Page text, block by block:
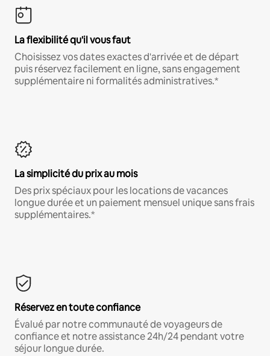
La flexibilité qu'il vous faut
Choisissez vos dates exactes d'arrivée et de départ
puis réservez facilement en ligne, sans engagement
supplémentaire ni formalités administratives.*
La simplicité du prix au mois
Des prix spéciaux pour les locations de vacances
longue durée et un paiement mensuel unique sans frais
supplémentaires.*
Réservez en toute confiance
Évalué par notre communauté de voyageurs de
confiance et notre assistance 24h/24 pendant votre
séjour longue durée.